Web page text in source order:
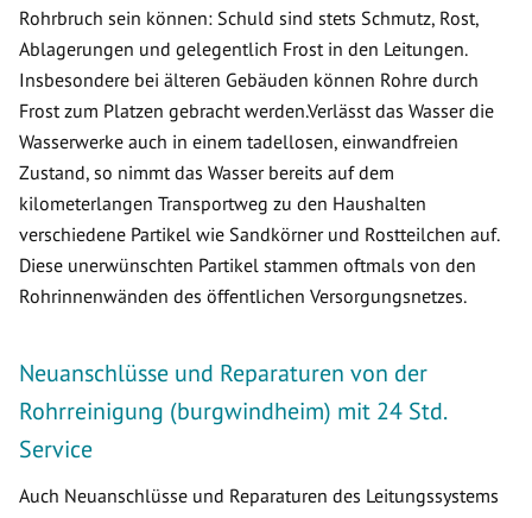
Rohrbruch sein können: Schuld sind stets Schmutz, Rost,
Ablagerungen und gelegentlich Frost in den Leitungen.
Insbesondere bei älteren Gebäuden können Rohre durch
Frost zum Platzen gebracht werden.Verlässt das Wasser die
Wasserwerke auch in einem tadellosen, einwandfreien
Zustand, so nimmt das Wasser bereits auf dem
kilometerlangen Transportweg zu den Haushalten
verschiedene Partikel wie Sandkörner und Rostteilchen auf.
Diese unerwünschten Partikel stammen oftmals von den
Rohrinnenwänden des öffentlichen Versorgungsnetzes.
Neuanschlüsse und Reparaturen von der
Rohrreinigung (burgwindheim) mit 24 Std.
Service
Auch Neuanschlüsse und Reparaturen des Leitungssystems